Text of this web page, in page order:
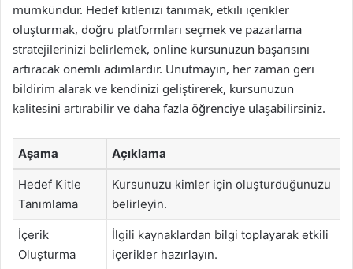
mümkündür. Hedef kitlenizi tanımak, etkili içerikler
oluşturmak, doğru platformları seçmek ve pazarlama
stratejilerinizi belirlemek, online kursunuzun başarısını
artıracak önemli adımlardır. Unutmayın, her zaman geri
bildirim alarak ve kendinizi geliştirerek, kursunuzun
kalitesini artırabilir ve daha fazla öğrenciye ulaşabilirsiniz.
Aşama Açıklama
Hedef Kitle
Tanımlama
Kursunuzu kimler için oluşturduğunuzu
belirleyin.
İçerik
Oluşturma
İlgili kaynaklardan bilgi toplayarak etkili
içerikler hazırlayın.